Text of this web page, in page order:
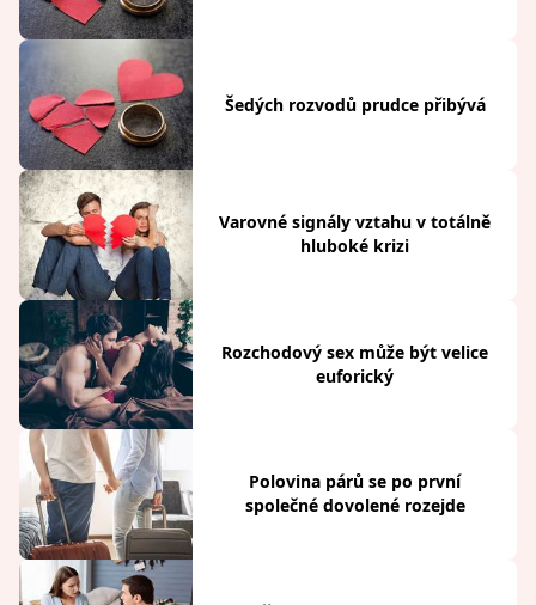
Šedých rozvodů prudce přibývá
Varovné signály vztahu v totálně
hluboké krizi
Rozchodový sex může být velice
euforický
Polovina párů se po první
společné dovolené rozejde